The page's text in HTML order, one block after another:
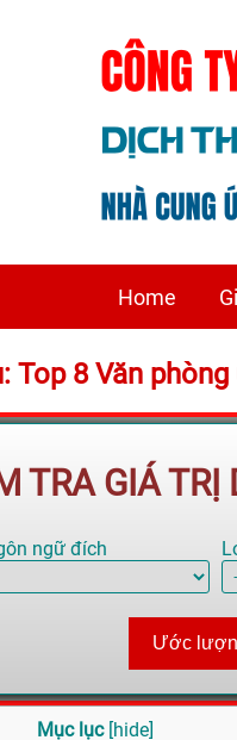
Home
Top 8 Văn
TRA GIÁ
ngữ đích
Ước
Mục lục [hide]